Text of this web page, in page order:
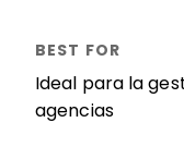
Ideal para la
agencias